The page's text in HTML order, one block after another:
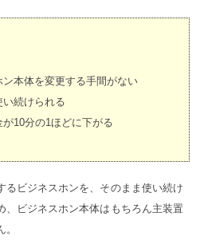
本体を変更する手間がない
続けられる
10分の1ほどに下がる
るビジネスホンを、そのまま使い続け
、ビジネスホン本体はもちろん主装置